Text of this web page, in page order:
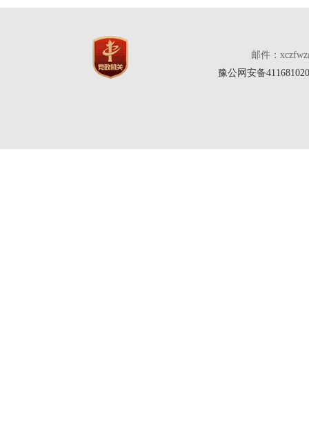
邮件：
豫公网安备